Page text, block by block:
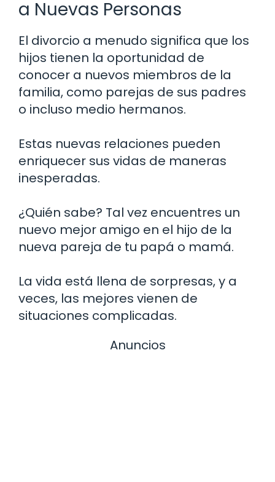
a Nuevas Personas
El divorcio a menudo significa que los
hijos tienen la oportunidad de
conocer a nuevos miembros de la
familia, como parejas de sus padres
o incluso medio hermanos.
Estas nuevas relaciones pueden
enriquecer sus vidas de maneras
inesperadas.
¿Quién sabe? Tal vez encuentres un
nuevo mejor amigo en el hijo de la
nueva pareja de tu papá o mamá.
La vida está llena de sorpresas, y a
veces, las mejores vienen de
situaciones complicadas.
Anuncios